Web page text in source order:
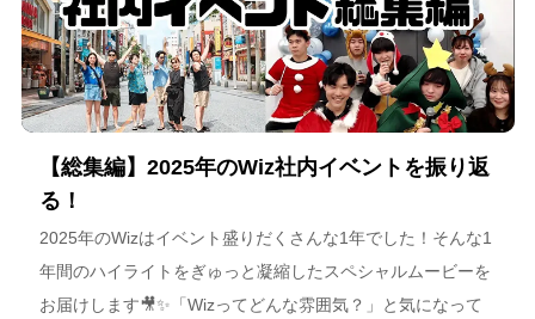
【総集編】2025年のWiz社内イベントを振り返
る！
2025年のWizはイベント盛りだくさんな1年でした！そんな1
年間のハイライトをぎゅっと凝縮したスペシャルムービーを
お届けします🎥✨「Wizってどんな雰囲気？」と気になって